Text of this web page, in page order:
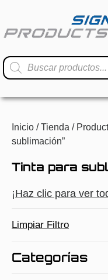
Inicio /Tienda /
sublimación”
Tinta para
¡Haz clic para ver
Limpiar Filtro
Categorías